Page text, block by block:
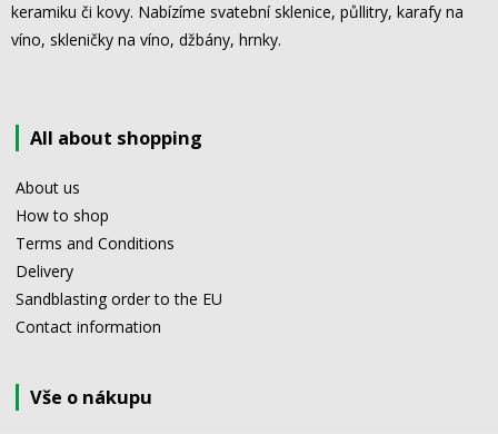
keramiku či kovy. Nabízíme svatební sklenice, půllitry, karafy na
víno, skleničky na víno, džbány, hrnky.
All about shopping
About us
How to shop
Terms and Conditions
Delivery
Sandblasting order to the EU
Contact information
Vše o nákupu